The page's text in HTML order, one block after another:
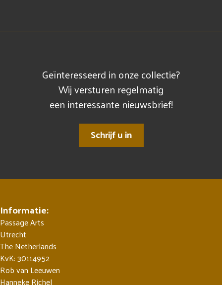
Geïnteresseerd in onze collectie?
Wij versturen regelmatig
een interessante nieuwsbrief!
Schrijf u in
Informatie:
Passage Arts
Utrecht
The Netherlands
KvK: 30114952
Rob van Leeuwen
Hanneke Richel